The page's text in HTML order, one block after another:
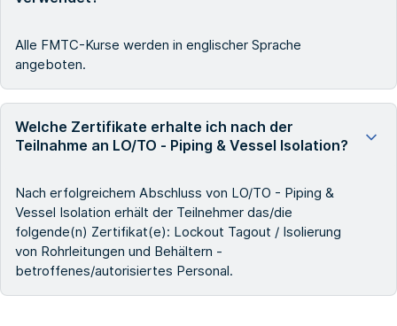
Alle FMTC-Kurse werden in englischer Sprache
angeboten.
Welche Zertifikate erhalte ich nach der
Teilnahme an LO/TO - Piping & Vessel Isolation?
Nach erfolgreichem Abschluss von LO/TO - Piping &
Vessel Isolation erhält der Teilnehmer das/die
folgende(n) Zertifikat(e): Lockout Tagout / Isolierung
von Rohrleitungen und Behältern -
betroffenes/autorisiertes Personal.